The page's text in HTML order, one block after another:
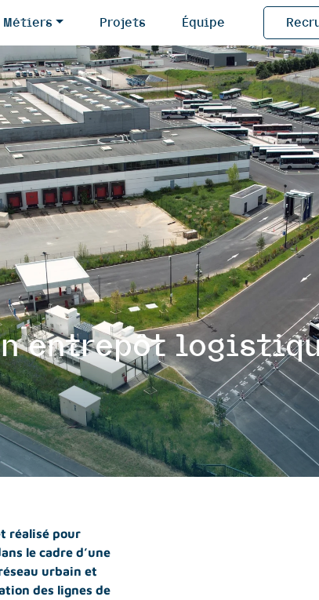
Métiers Projets Équipe
entrepôt
réalisé pour
le cadre d’une
urbain et
des lignes de